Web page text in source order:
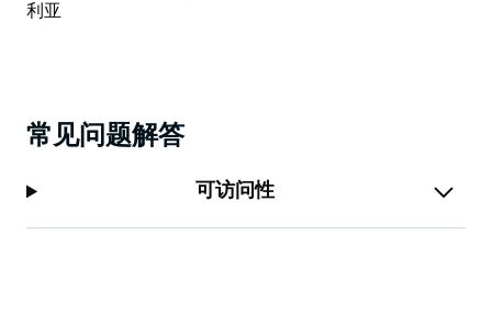
常见问题解答
可访问性